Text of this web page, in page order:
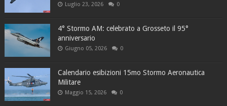
Luglio 23, 2026 0
4° Stormo AM: celebrato a Grosseto il 95°
anniversario
Giugno 05, 2026 0
Calendario esibizioni 15mo Stormo Aeronautica
Militare
Maggio 15, 2026 0